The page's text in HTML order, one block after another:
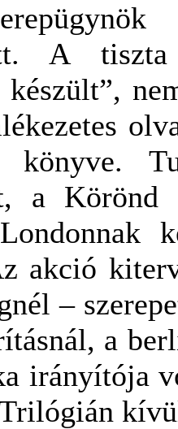
A
készült”,
könyve.
a Körönd
akció
–
a
irányítója